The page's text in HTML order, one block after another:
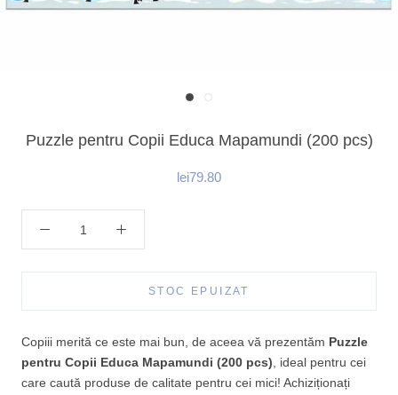
Puzzle pentru Copii Educa Mapamundi (200 pcs)
lei79.80
STOC EPUIZAT
Copiii merită ce este mai bun, de aceea vă prezentăm Puzzle
pentru Copii Educa Mapamundi (200 pcs) , ideal pentru cei
care caută produse de calitate pentru cei mici! Achiziționați